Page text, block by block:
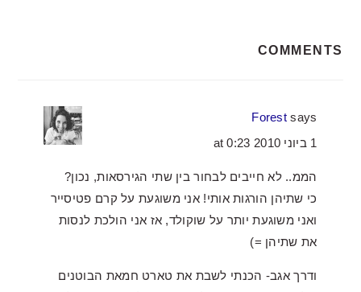
INTERACTIONS
COMMENTS
Forest says
1 ביוני 2010 at 0:23
הממ.. לא חייבים לבחור בין שתי הגירסאות, נכון?
כי שתיהן הורגות אותי! אני משוגעת על קרם פטיסייר
ואני משוגעת יותר על שוקולד, אז אני הולכת לנסות
את שתיהן =)
ודרך אגב- הכנתי לשבת את טארט חמאת הבוטנים